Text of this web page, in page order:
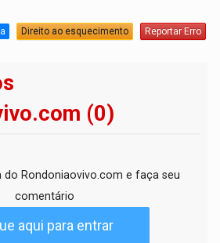
Direito ao esquecimento Reportar Erro
(0)
do Rondoniaovivo.com e faça seu
comentário
aqui para entrar